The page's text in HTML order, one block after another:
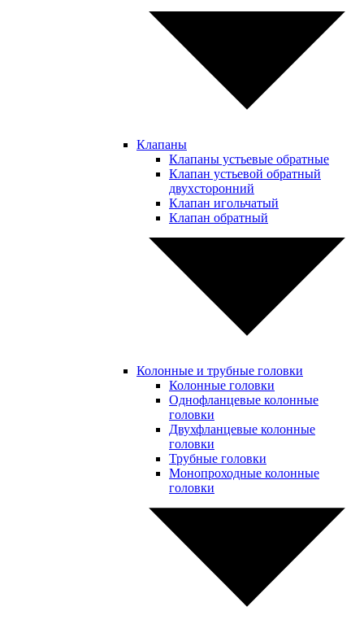
Клапаны
Клапаны устьевые обратные
Клапан устьевой обратный
двухсторонний
Клапан игольчатый
Клапан обратный
Колонные и трубные головки
Колонные головки
Однофланцевые колонные
головки
Двухфланцевые колонные
головки
Трубные головки
Монопроходные колонные
головки